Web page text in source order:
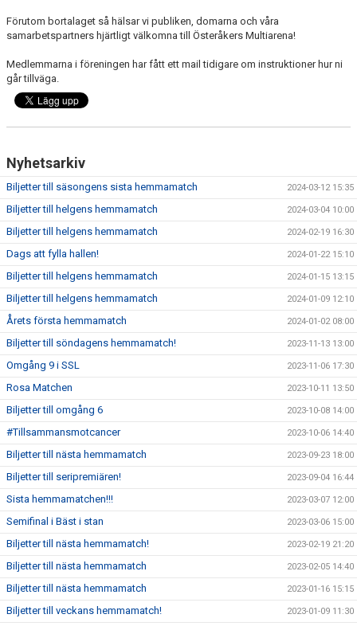
Förutom bortalaget så hälsar vi publiken, domarna och våra
samarbetspartners hjärtligt välkomna till Österåkers Multiarena!
Medlemmarna i föreningen har fått ett mail tidigare om instruktioner hur ni
går tillväga.
Nyhetsarkiv
Biljetter till säsongens sista hemmamatch 2024-03-12 15:35
Biljetter till helgens hemmamatch 2024-03-04 10:00
Biljetter till helgens hemmamatch 2024-02-19 16:30
Dags att fylla hallen! 2024-01-22 15:10
Biljetter till helgens hemmamatch 2024-01-15 13:15
Biljetter till helgens hemmamatch 2024-01-09 12:10
Årets första hemmamatch 2024-01-02 08:00
Biljetter till söndagens hemmamatch! 2023-11-13 13:00
Omgång 9 i SSL 2023-11-06 17:30
Rosa Matchen 2023-10-11 13:50
Biljetter till omgång 6 2023-10-08 14:00
#Tillsammansmotcancer 2023-10-06 14:40
Biljetter till nästa hemmamatch 2023-09-23 18:00
Biljetter till seripremiären! 2023-09-04 16:44
Sista hemmamatchen!!! 2023-03-07 12:00
Semifinal i Bäst i stan 2023-03-06 15:00
Biljetter till nästa hemmamatch! 2023-02-19 21:20
Biljetter till nästa hemmamatch 2023-02-05 14:40
Biljetter till nästa hemmamatch 2023-01-16 15:15
Biljetter till veckans hemmamatch! 2023-01-09 11:30